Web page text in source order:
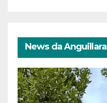
News da Anguillara